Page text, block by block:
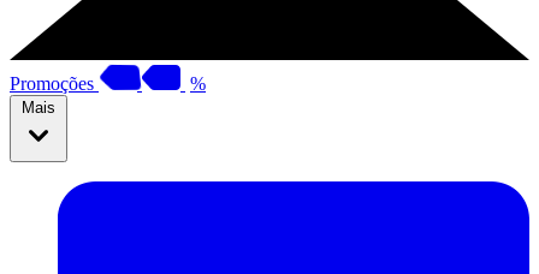
Promoções %
Mais